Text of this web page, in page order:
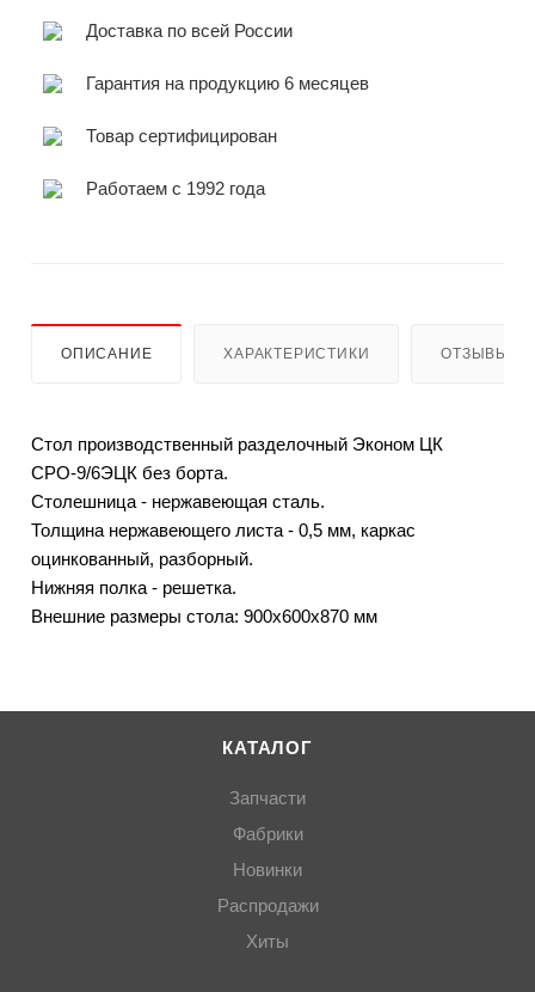
Доставка по всей России
Гарантия на продукцию 6 месяцев
Товар сертифицирован
Работаем с 1992 года
ОПИСАНИЕ ХАРАКТЕРИСТИКИ ОТЗЫВЫ
Стол производственный разделочный Эконом ЦК
СРО-9/6ЭЦК без борта.
Столешница - нержавеющая сталь.
Толщина нержавеющего листа - 0,5 мм, каркас
оцинкованный, разборный.
Нижняя полка - решетка.
Внешние размеры стола: 900х600х870 мм
КАТАЛОГ
Запчасти
Фабрики
Новинки
Распродажи
Хиты